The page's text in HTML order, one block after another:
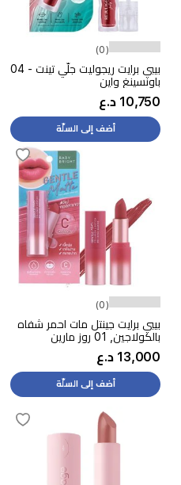
(0)
بيبي برايت ريجوليت جلّي تينت - 04
باونسينغ واين
10,750 د.ع
أضف إلى السلّة
(0)
بيبي برايت جينتل مات احمر شفاه
بالكولاجين, 01 روز مارين
13,000 د.ع
أضف إلى السلّة